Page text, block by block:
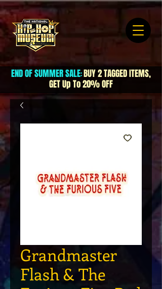
END OF SUMMER SALE:BUY 2 TAGGED ITEMS,
GET Up To 20% OFF
Grandmaster
Flash & The